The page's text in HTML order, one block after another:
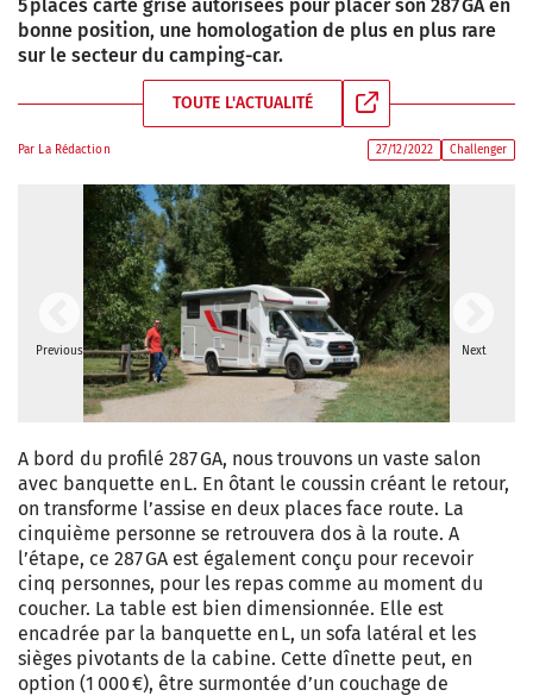
5 places carte grise autorisées pour placer son 287 GA en
bonne position, une homologation de plus en plus rare
sur le secteur du camping-car.
TOUTE L'ACTUALITÉ
Par La Rédaction 27/12/2022 Challenger
Previous Next
A bord du profilé 287 GA, nous trouvons un vaste salon
avec banquette en L. En ôtant le coussin créant le retour,
on transforme l’assise en deux places face route. La
cinquième personne se retrouvera dos à la route. A
l’étape, ce 287 GA est également conçu pour recevoir
cinq personnes, pour les repas comme au moment du
coucher. La table est bien dimensionnée. Elle est
encadrée par la banquette en L, un sofa latéral et les
sièges pivotants de la cabine. Cette dînette peut, en
option (1 000 €), être surmontée d’un couchage de